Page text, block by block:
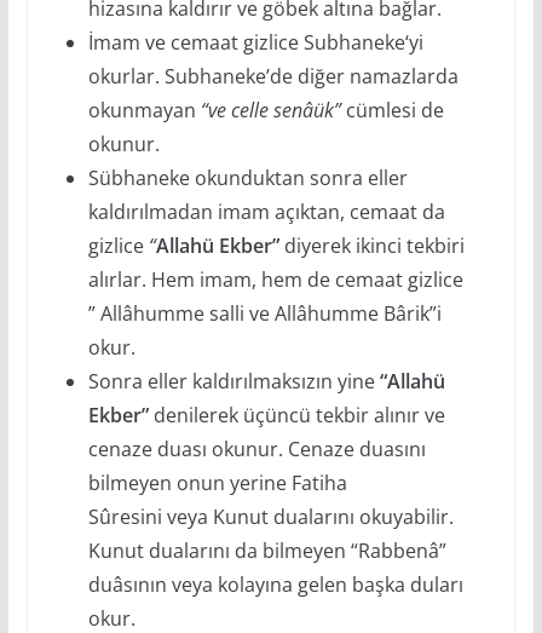
hizasına kaldırır ve göbek altına bağlar.
İmam ve cemaat gizlice Subhaneke‘yi
okurlar. Subhaneke’de diğer namazlarda
okunmayan “ve celle senâük”cümlesi de
okunur.
Sübhaneke okunduktan sonra eller
kaldırılmadan imam açıktan, cemaat da
gizlice “Allahü Ekber”diyerek ikinci tekbiri
alırlar. Hem imam, hem de cemaat gizlice
” Allâhumme salli ve Allâhumme Bârik”i
okur.
Sonra eller kaldırılmaksızın yine“Allahü
Ekber”denilerek üçüncü tekbir alınır ve
cenaze duası okunur. Cenaze duasını
bilmeyen onun yerine Fatiha
Sûresini veya Kunut dualarını okuyabilir.
Kunut dualarını da bilmeyen “Rabbenâ”
duâsının veya kolayına gelen başka duları
okur.